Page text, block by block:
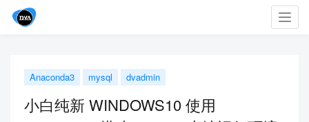
Anaconda3 mysql dvadmin
小白纯新 WINDOWS10 使用